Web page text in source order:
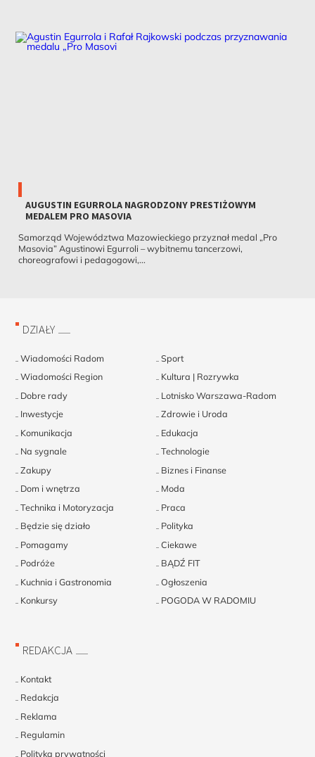
AUGUSTIN EGURROLA NAGRODZONY PRESTIŻOWYM
MEDALEM PRO MASOVIA
Samorząd Województwa Mazowieckiego przyznał medal „Pro
Masovia” Agustinowi Egurroli – wybitnemu tancerzowi,
choreografowi i pedagogowi,...
DZIAŁY
Wiadomości Radom
Sport
Wiadomości Region
Kultura | Rozrywka
Dobre rady
Lotnisko Warszawa-Radom
Inwestycje
Zdrowie i Uroda
Komunikacja
Edukacja
Na sygnale
Technologie
Zakupy
Biznes i Finanse
Dom i wnętrza
Moda
Technika i Motoryzacja
Praca
Będzie się działo
Polityka
Pomagamy
Ciekawe
Podróże
BĄDŹ FIT
Kuchnia i Gastronomia
Ogłoszenia
Konkursy
POGODA W RADOMIU
REDAKCJA
Kontakt
Redakcja
Reklama
Regulamin
Polityka prywatności